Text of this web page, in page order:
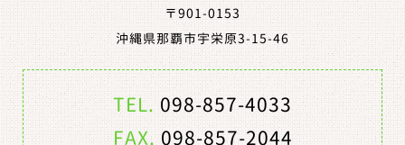
〒901-0153
沖縄県那覇市宇栄原3-15-46
TEL.098-857-4033
FAX.098-857-2044